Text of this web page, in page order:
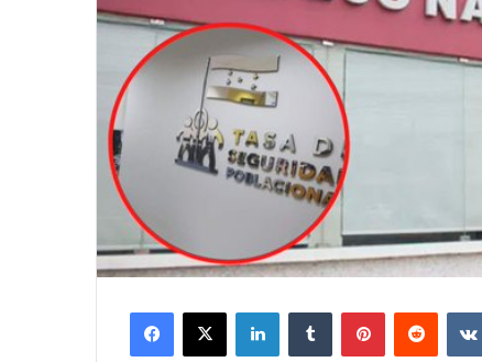
Facebook
X LinkedInTumblr PinterestReddit